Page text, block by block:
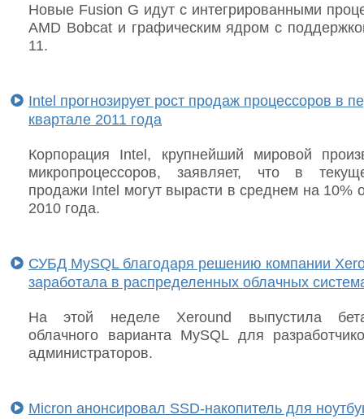
Новые Fusion G идут с интегрированными
AMD Bobcat и графическим ядром с
11.
Intel прогнозирует рост продаж процессоров в
квартале 2011 года
Корпорация Intel, крупнейший мировой
микропроцессоров, заявляет, что в
продажи Intel могут вырасти в среднем на 10%
2010 года.
СУБД MySQL благодаря решению компании
заработала в распределенных облачных
На этой неделе Xeround выпустила
облачного варианта MySQL для
администраторов.
Micron анонсировал SSD-накопитель для